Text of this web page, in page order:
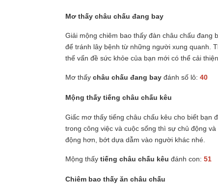
Mơ thấy châu chấu đang bay
Giải mộng chiêm bao thấy đàn châu chấu đang
để tránh lây bệnh từ những người xung quanh.
thế vấn đề sức khỏe của bạn mới có thể cải
Mơ thấy châu chấu đang bay đánh số lô: 40
Mộng thấy tiếng châu chấu kêu
Giấc mơ thấy tiếng châu chấu kêu cho biết bạn
trong công việc và cuộc sống thì sự chủ động
động hơn, bớt dựa dẫm vào người khác nhé.
Mộng thấy tiếng châu chấu kêu đánh con: 51
Chiêm bao thấy ăn châu chấu